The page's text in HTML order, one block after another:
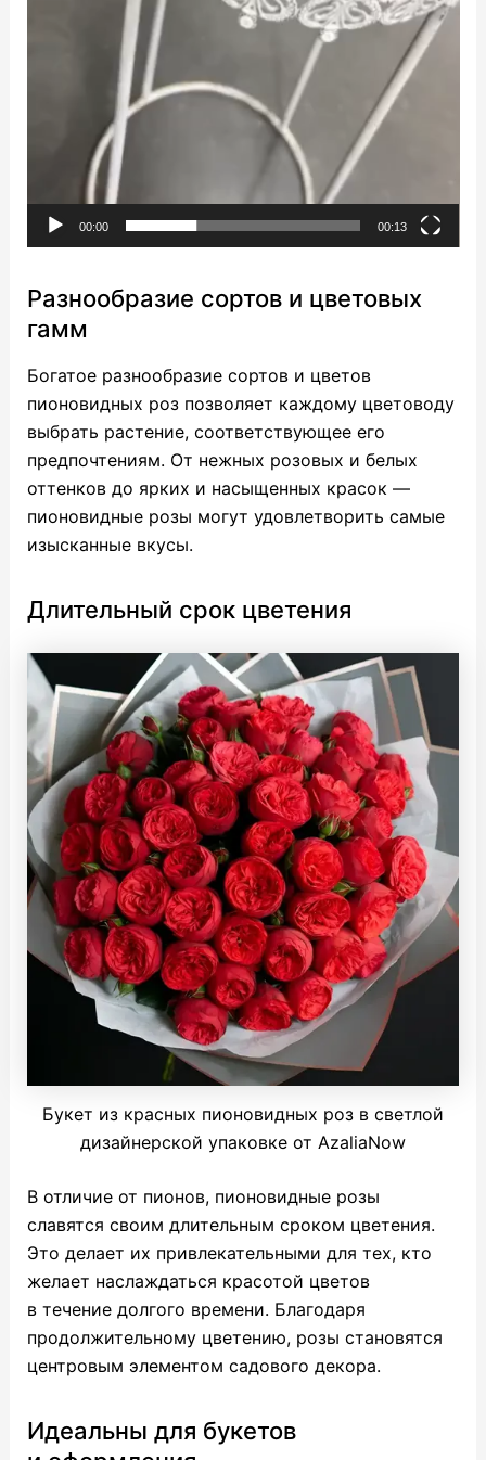
00:00 00:13
Разнообразие сортов и цветовых
гамм
Богатое разнообразие сортов и цветов
пионовидных роз позволяет каждому цветоводу
выбрать растение, соответствующее его
предпочтениям. От нежных розовых и белых
оттенков до ярких и насыщенных красок —
пионовидные розы могут удовлетворить самые
изысканные вкусы.
Длительный срок цветения
Букет из красных пионовидных роз в светлой
дизайнерской упаковке от AzaliaNow
В отличие от пионов, пионовидные розы
славятся своим длительным сроком цветения.
Это делает их привлекательными для тех, кто
желает наслаждаться красотой цветов
в течение долгого времени. Благодаря
продолжительному цветению, розы становятся
центровым элементом садового декора.
Идеальны для букетов